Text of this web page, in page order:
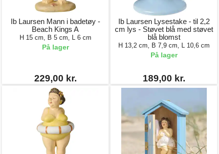
Ib Laursen Mann i badetøy -
Beach Kings A
H 15 cm, B 5 cm, L 6 cm
På lager
229,00 kr.
Ib Laursen Lysestake - til 2,2
cm lys - Støvet blå med støvet
blå blomst
H 13,2 cm, B 7,9 cm, L 10,6 cm
På lager
189,00 kr.